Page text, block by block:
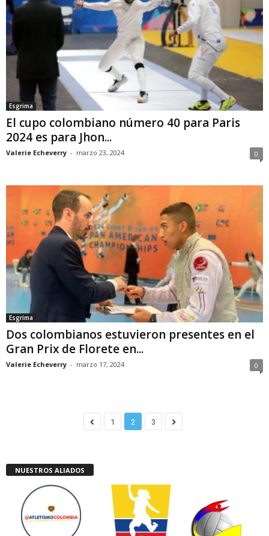
Esgrima
El cupo colombiano número 40 para Paris
2024 es para Jhon...
Valerie Echeverry - marzo 23, 2024 0
Esgrima
Dos colombianos estuvieron presentes en el
Gran Prix de Florete en...
Valerie Echeverry - marzo 17, 2024 0
1 2 3
NUESTROS ALIADOS